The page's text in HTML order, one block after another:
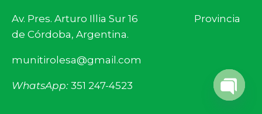
Av. Pres. Arturo Illia Sur 16 Provincia
de Córdoba, Argentina.
munitirolesa@gmail.com
WhatsApp: 351 247-4523